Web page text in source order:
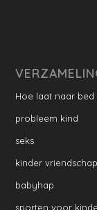
Hoe laat naar bed
probleem kind
seks
kinder vriendschap
babyhap
sporten voor